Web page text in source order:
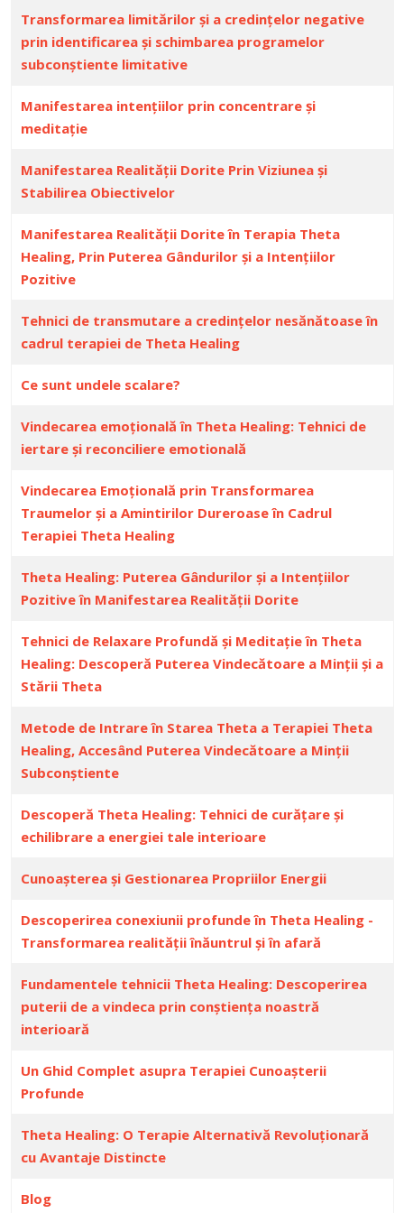
Transformarea limitărilor și a credințelor negative
prin identificarea și schimbarea programelor
subconștiente limitative
Manifestarea intențiilor prin concentrare și
meditație
Manifestarea Realității Dorite Prin Viziunea și
Stabilirea Obiectivelor
Manifestarea Realității Dorite în Terapia Theta
Healing, Prin Puterea Gândurilor și a Intențiilor
Pozitive
Tehnici de transmutare a credințelor nesănătoase în
cadrul terapiei de Theta Healing
Ce sunt undele scalare?
Vindecarea emoțională în Theta Healing: Tehnici de
iertare și reconciliere emotională
Vindecarea Emoțională prin Transformarea
Traumelor și a Amintirilor Dureroase în Cadrul
Terapiei Theta Healing
Theta Healing: Puterea Gândurilor și a Intențiilor
Pozitive în Manifestarea Realității Dorite
Tehnici de Relaxare Profundă și Meditație în Theta
Healing: Descoperă Puterea Vindecătoare a Minții și a
Stării Theta
Metode de Intrare în Starea Theta a Terapiei Theta
Healing, Accesând Puterea Vindecătoare a Minții
Subconștiente
Descoperă Theta Healing: Tehnici de curățare și
echilibrare a energiei tale interioare
Cunoașterea și Gestionarea Propriilor Energii
Descoperirea conexiunii profunde în Theta Healing -
Transformarea realității înăuntrul și în afară
Fundamentele tehnicii Theta Healing: Descoperirea
puterii de a vindeca prin conștiența noastră
interioară
Un Ghid Complet asupra Terapiei Cunoașterii
Profunde
Theta Healing: O Terapie Alternativă Revoluționară
cu Avantaje Distincte
Blog